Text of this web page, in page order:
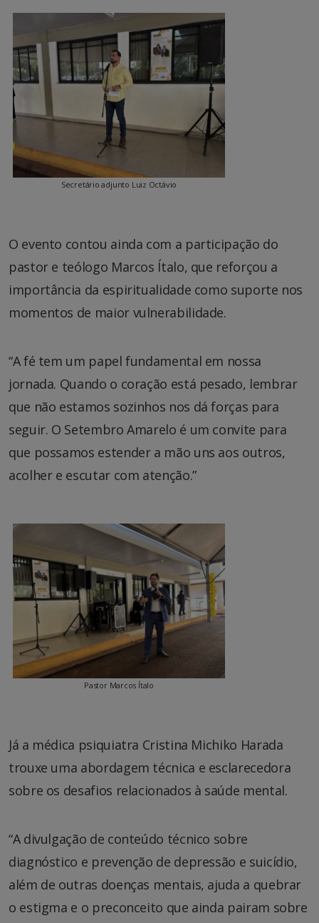
Secretário adjunto Luiz Octávio
O evento contou ainda com a participação do
pastor e teólogo Marcos Ítalo, que reforçou a
importância da espiritualidade como suporte nos
momentos de maior vulnerabilidade.
“A fé tem um papel fundamental em nossa
jornada. Quando o coração está pesado, lembrar
que não estamos sozinhos nos dá forças para
seguir. O Setembro Amarelo é um convite para
que possamos estender a mão uns aos outros,
acolher e escutar com atenção.”
Pastor Marcos Ítalo
Já a médica psiquiatra Cristina Michiko Harada
trouxe uma abordagem técnica e esclarecedora
sobre os desafios relacionados à saúde mental.
“A divulgação de conteúdo técnico sobre
diagnóstico e prevenção de depressão e suicídio,
além de outras doenças mentais, ajuda a quebrar
o estigma e o preconceito que ainda pairam sobre